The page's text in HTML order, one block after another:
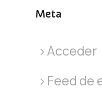
Meta
Acceder
Feed de